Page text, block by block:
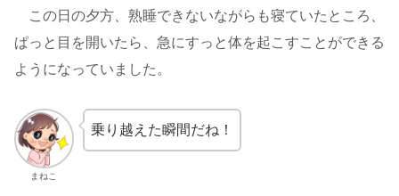
この日の夕方、熟睡できないながらも寝ていたところ、
ぱっと目を開いたら、急にすっと体を起こすことができる
ようになっていました。
まねこ
乗り越えた瞬間だね！